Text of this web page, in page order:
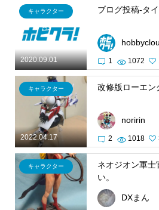
2020.09.01
キャラクター ブログ投稿-タ
1 1072
2022.04.17
キャラクター 改修版ローエン
noririn
2 1018
キャラクター
ネオジオン軍士
い。
DXまん